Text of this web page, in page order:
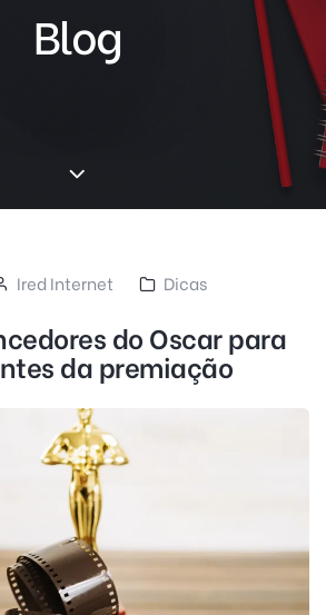
Blog
Ired Internet Dicas
do Oscar para
da premiação